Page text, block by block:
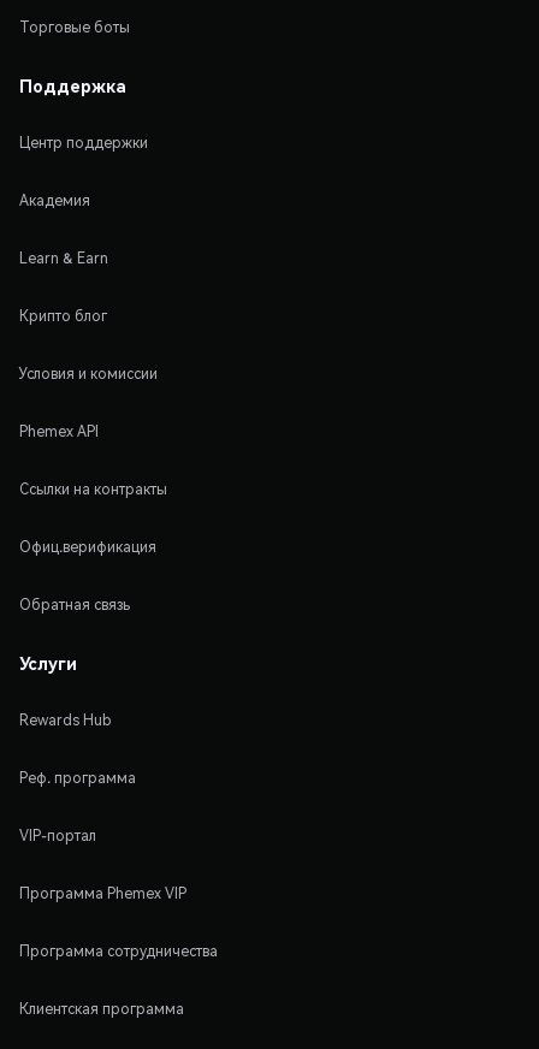
Торговые боты
Поддержка
Центр поддержки
Академия
Learn & Earn
Крипто блог
Условия и комиссии
Phemex API
Ссылки на контракты
Офиц.верификация
Обратная связь
Услуги
Rewards Hub
Реф. программа
VIP-портал
Программа Phemex VIP
Программа сотрудничества
Клиентская программа